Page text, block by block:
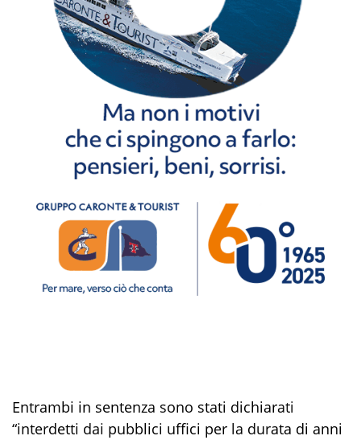
Entrambi in sentenza sono stati dichiarati
“interdetti dai pubblici uffici per la durata di anni